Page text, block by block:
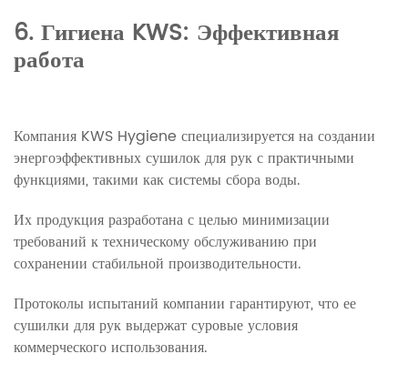
6. Гигиена KWS: Эффективная
работа
Компания KWS Hygiene специализируется на создании
энергоэффективных сушилок для рук с практичными
функциями, такими как системы сбора воды.
Их продукция разработана с целью минимизации
требований к техническому обслуживанию при
сохранении стабильной производительности.
Протоколы испытаний компании гарантируют, что ее
сушилки для рук выдержат суровые условия
коммерческого использования.